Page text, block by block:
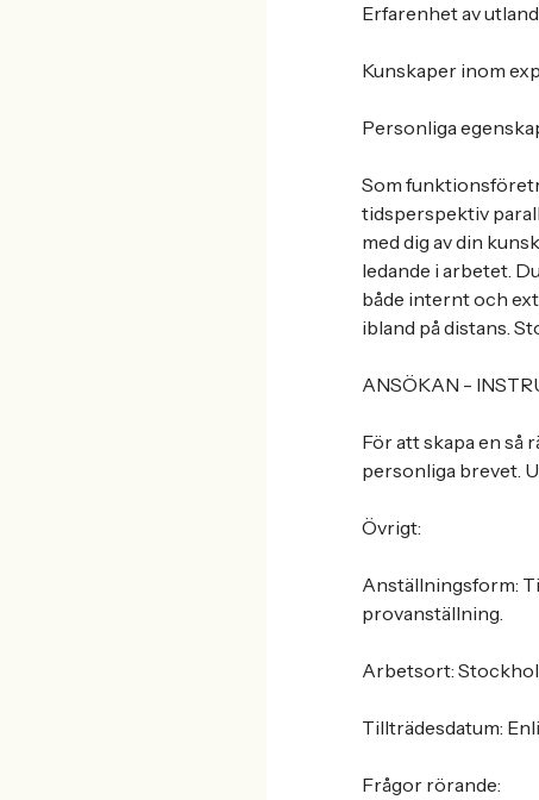
Erfarenhet av
Kunskaper inom
Personliga
Som
tidsperspektiv
med dig av din
ledande i arbetet.
både internt och
ibland på distans.
ANSÖKAN -
För att skapa en så
personliga brevet.
Övrigt:
Anställningsform:
provanställning.
Arbetsort:
Tillträdesdatum:
Frågor rörande: